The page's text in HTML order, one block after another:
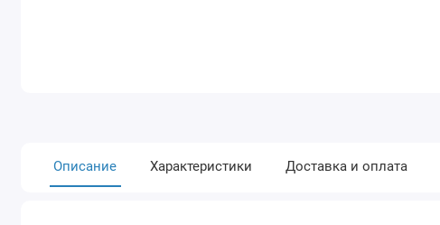
Описание Характеристики Доставка и оплата